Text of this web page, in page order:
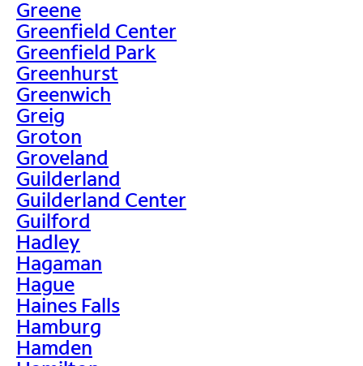
Greene
Greenfield Center
Greenfield Park
Greenhurst
Greenwich
Greig
Groton
Groveland
Guilderland
Guilderland Center
Guilford
Hadley
Hagaman
Hague
Haines Falls
Hamburg
Hamden